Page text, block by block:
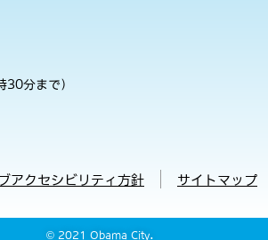
分まで）
アクセシビリティ方針 サイトマップ
© 2021 Obama City.